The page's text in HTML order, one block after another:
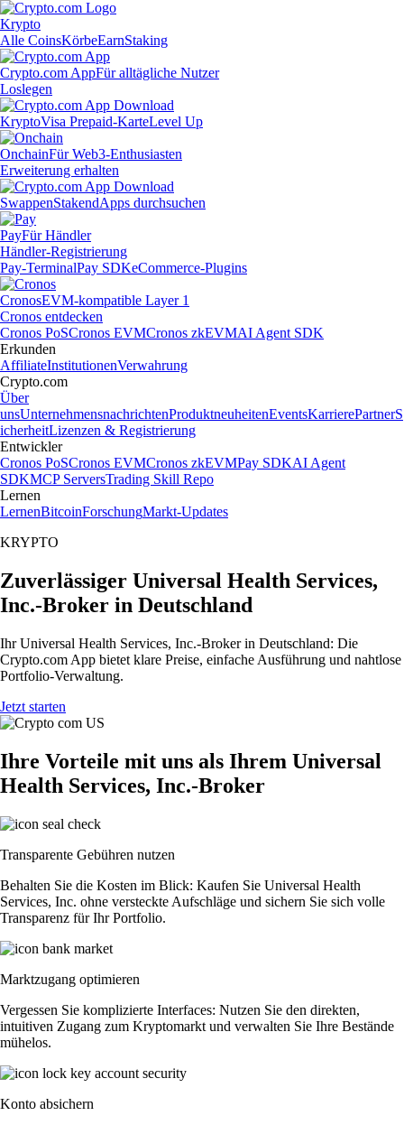
Krypto
Alle CoinsKörbeEarnStaking
Crypto.com AppFür alltägliche Nutzer
Loslegen
KryptoVisa Prepaid-KarteLevel Up
OnchainFür Web3-Enthusiasten
Erweiterung erhalten
SwappenStakendApps durchsuchen
PayFür Händler
Händler-Registrierung
Pay-TerminalPay SDKeCommerce-Plugins
CronosEVM-kompatible Layer 1
Cronos entdecken
Cronos PoSCronos EVMCronos zkEVMAI Agent SDK
Erkunden
AffiliateInstitutionenVerwahrung
Crypto.com
Über
unsUnternehmensnachrichtenProduktneuheitenEventsKarrierePartnerS
icherheitLizenzen & Registrierung
Entwickler
Cronos PoSCronos EVMCronos zkEVMPay SDKAI Agent
SDKMCP ServersTrading Skill Repo
Lernen
LernenBitcoinForschungMarkt-Updates
KRYPTO
Zuverlässiger Universal Health Services,
Inc.-Broker in Deutschland
Ihr Universal Health Services, Inc.-Broker in Deutschland: Die
Crypto.com App bietet klare Preise, einfache Ausführung und nahtlose
Portfolio-Verwaltung.
Jetzt starten
Ihre Vorteile mit uns als Ihrem Universal
Health Services, Inc.-Broker
Transparente Gebühren nutzen
Behalten Sie die Kosten im Blick: Kaufen Sie Universal Health
Services, Inc. ohne versteckte Aufschläge und sichern Sie sich volle
Transparenz für Ihr Portfolio.
Marktzugang optimieren
Vergessen Sie komplizierte Interfaces: Nutzen Sie den direkten,
intuitiven Zugang zum Kryptomarkt und verwalten Sie Ihre Bestände
mühelos.
Konto absichern